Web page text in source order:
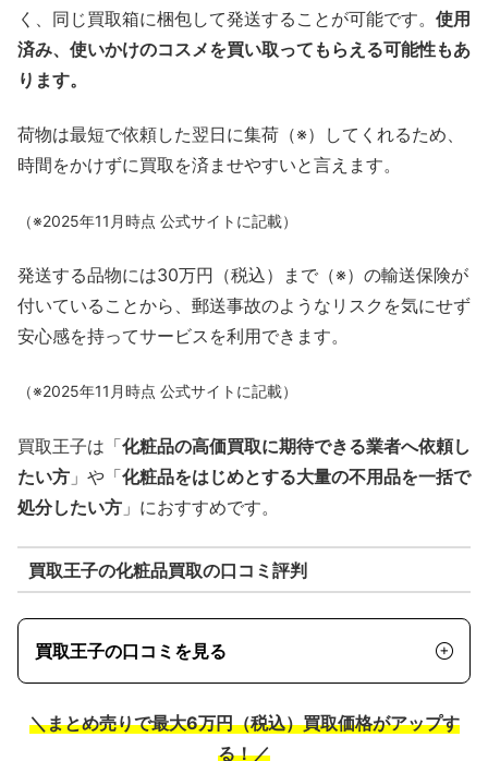
く、同じ買取箱に梱包して発送することが可能です。 使用
済み、使いかけのコスメを買い取ってもらえる可能性もあ
ります。
荷物は最短で依頼した翌日に集荷（※）してくれるため、
時間をかけずに買取を済ませやすいと言えます。
（※2025年11月時点 公式サイトに記載）
発送する品物には30万円（税込）まで（※）の輸送保険が
付いていることから、郵送事故のようなリスクを気にせず
安心感を持ってサービスを利用できます。
（※2025年11月時点 公式サイトに記載）
買取王子は「化粧品の高価買取に期待できる業者へ依頼し
たい方 」や「化粧品をはじめとする大量の不用品を一括で
処分したい方 」におすすめです。
買取王子の化粧品買取の口コミ評判
買取王子の口コミを見る
＼まとめ売りで最大6万円（税込）買取価格がアップす
る！／